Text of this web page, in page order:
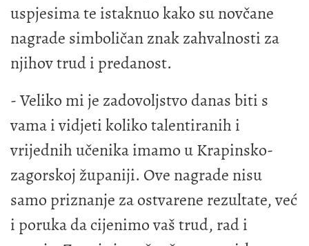
uspjesima te istaknuo kako su novčane
nagrade simboličan znak zahvalnosti za
njihov trud i predanost.
- Veliko mi je zadovoljstvo danas biti s
vama i vidjeti koliko talentiranih i
vrijednih učenika imamo u Krapinsko-
zagorskoj županiji. Ove nagrade nisu
samo priznanje za ostvarene rezultate, već
i poruka da cijenimo vaš trud, rad i